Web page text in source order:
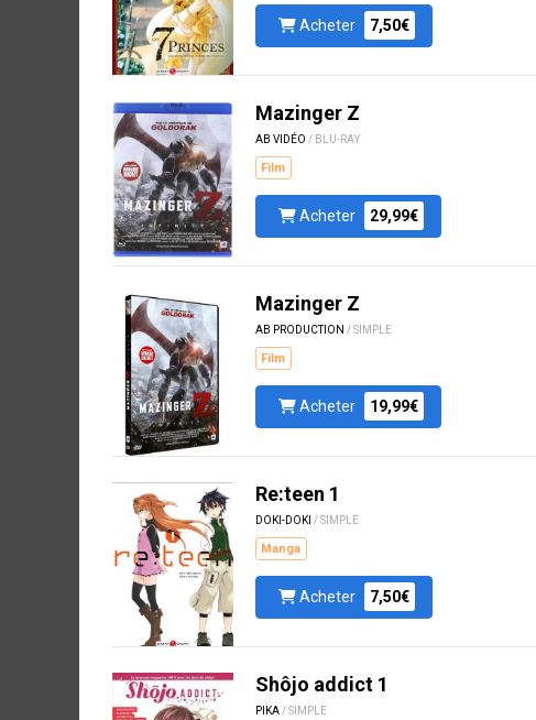
Acheter 7,50€
Mazinger Z
AB VIDÉO / BLU-RAY
Film
Acheter 29,99€
Mazinger Z
AB PRODUCTION / SIMPLE
Film
Acheter 19,99€
Re:teen 1
DOKI-DOKI / SIMPLE
Manga
Acheter 7,50€
Shôjo addict 1
PIKA / SIMPLE